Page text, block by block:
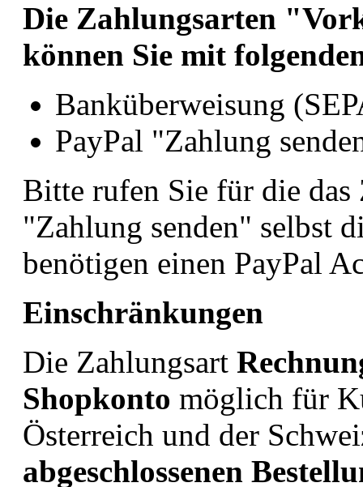
Die Zahlungsarten
können Sie mit
Banküberweisung
PayPal "Zahlung
Bitte rufen Sie für die
"Zahlung senden" selbst
benötigen einen PayPal
Einschränkungen
Die Zahlungsart
Shopkonto möglich für
Österreich und der
abgeschlossenen